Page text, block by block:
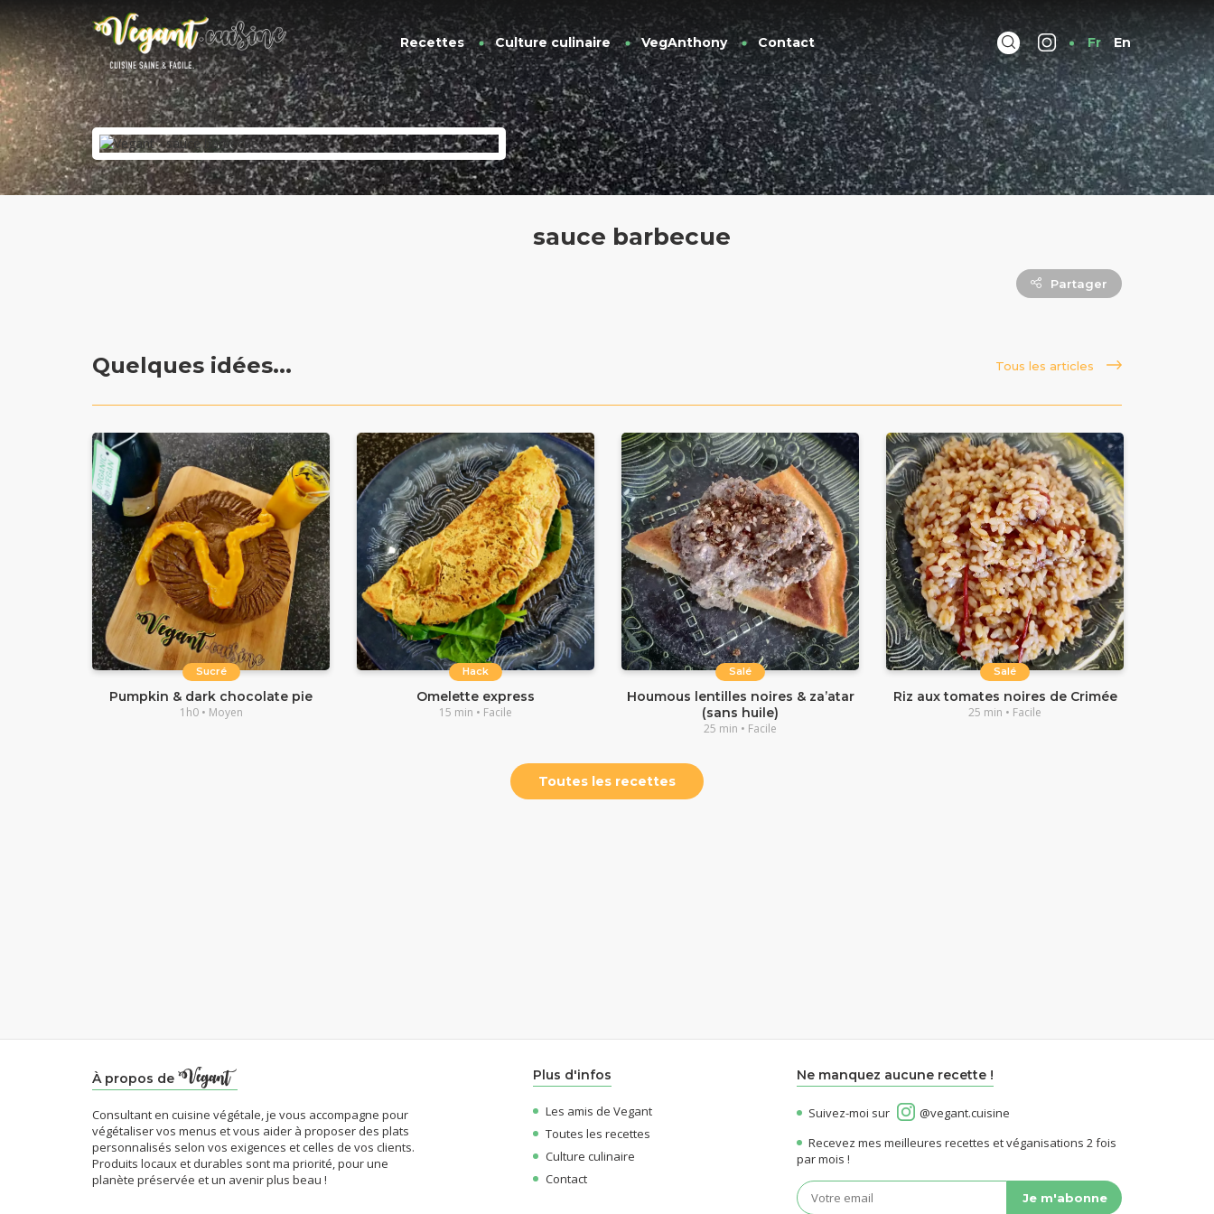
Recettes Culture culinaire VegAnthony Contact Fr En
sauce barbecue
Partager
Quelques idées... Tous les articles
Sucré
Pumpkin & dark chocolate pie
1h0 • Moyen
Hack
Omelette express
15 min • Facile
Salé
Houmous lentilles noires & za’atar
(sans huile)
25 min • Facile
Salé
Riz aux tomates noires de Crimée
25 min • Facile
Toutes les recettes
À propos de
Consultant en cuisine végétale, je vous accompagne pour
végétaliser vos menus et vous aider à proposer des plats
personnalisés selon vos exigences et celles de vos clients.
Produits locaux et durables sont ma priorité, pour une
planète préservée et un avenir plus beau !
Plus d'infos
Les amis de Vegant
Toutes les recettes
Culture culinaire
Contact
Ne manquez aucune recette !
Suivez-moi sur
@vegant.cuisine
Recevez mes meilleures recettes et véganisations 2 fois
par mois !